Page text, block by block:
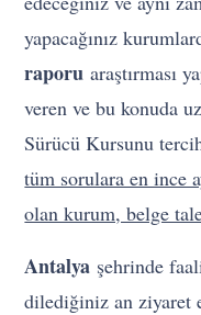
yapacağınız
raporuaraştırması
veren ve bu konuda
Sürücü Kursunu
tüm sorulara en ince
olan kurum, belge
Antalya şehrinde
dilediğiniz an ziyaret